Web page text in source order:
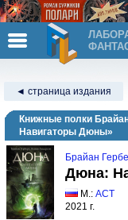
◄ страница издания
Книжные полки
Навигаторы Дюны»
Брайан
Дюна:
М.: АСТ
2021 г.